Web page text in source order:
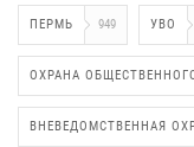
ПЕРМЬ 949 УВО
ОХРАНА
ВНЕВЕДОМСТВЕННАЯ